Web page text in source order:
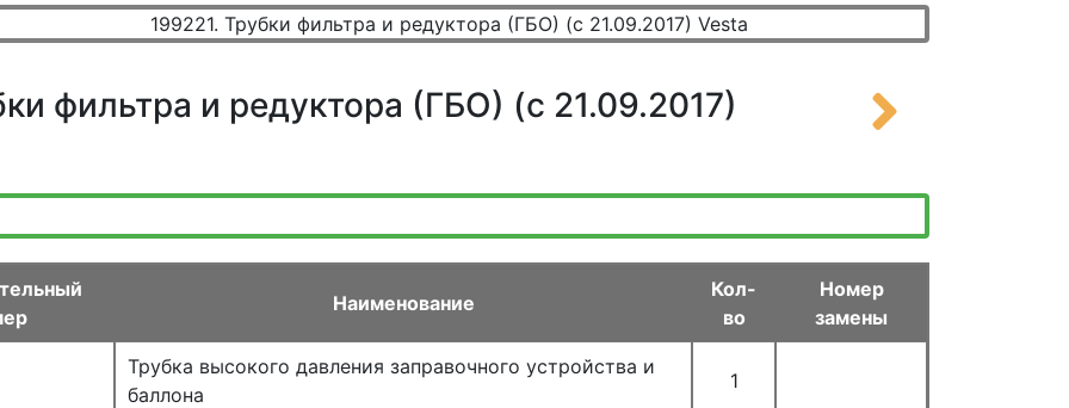
фильтра и редуктора (ГБО) (с 21.09.2017)
Наименование
Кол-
во
Номер
замены
Трубка высокого давления заправочного устройства и
баллона
1